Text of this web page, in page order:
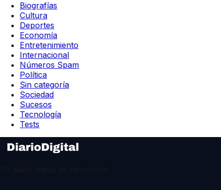
Biografías
Cultura
Deportes
Economía
Entretenimiento
Internacional
Números Spam
Política
Sin categoría
Sociedad
Sucesos
Tecnología
Tests